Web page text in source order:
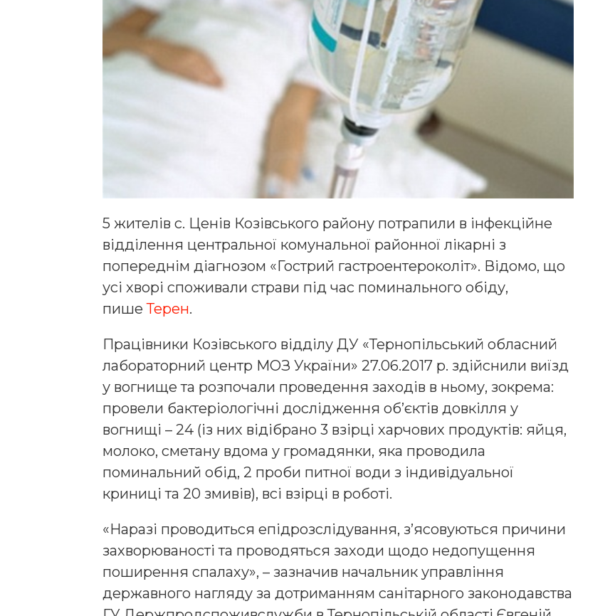
5 жителів с. Ценів Козівського району потрапили в інфекційне
відділення центральної комунальної районної лікарні з
попереднім діагнозом «Гострий гастроентероколіт». Відомо, що
усі хворі споживали страви під час поминального обіду,
пишеТерен.
Працівники Козівського відділу ДУ «Тернопільський обласний
лабораторний центр МОЗ України» 27.06.2017 р. здійснили виїзд
у вогнище та розпочали проведення заходів в ньому, зокрема:
провели бактеріологічні дослідження об’єктів довкілля у
вогнищі – 24 (із них відібрано 3 взірці харчових продуктів: яйця,
молоко, сметану вдома у громадянки, яка проводила
поминальний обід, 2 проби питної води з індивідуальної
криниці та 20 змивів), всі взірці в роботі.
«Наразі проводиться епідрозслідування, з’ясовуються причини
захворюваності та проводяться заходи щодо недопущення
поширення спалаху», – зазначив начальник управління
державного нагляду за дотриманням санітарного законодавства